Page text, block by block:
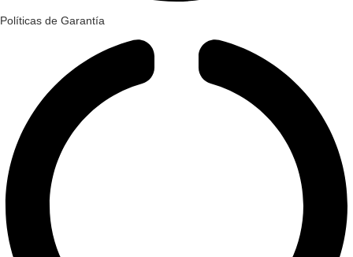
Políticas de Garantía